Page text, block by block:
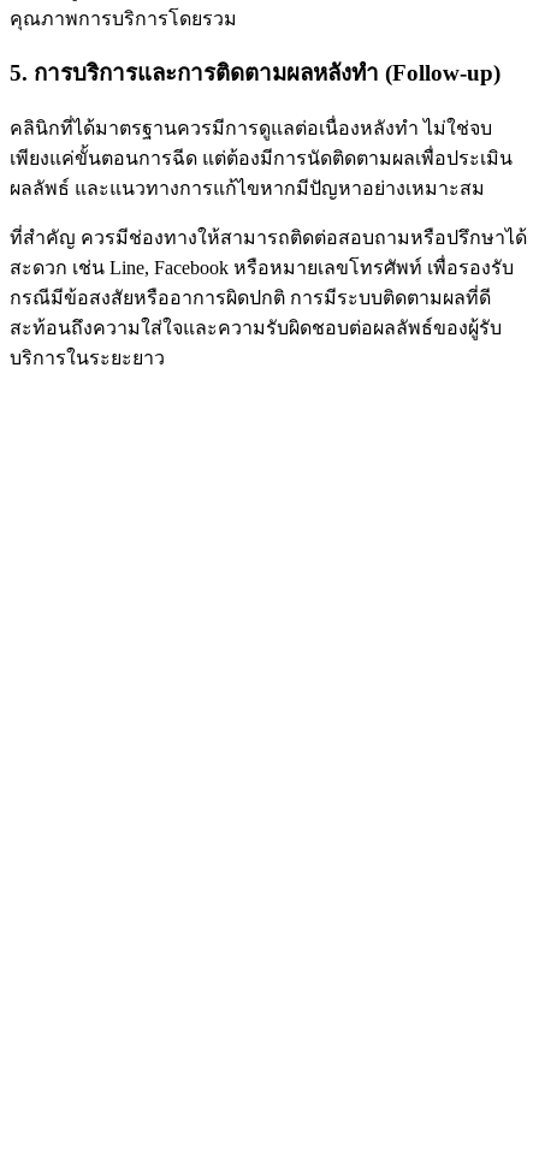
คุณภาพการบริการโดยรวม
5. การบริการและการติดตามผลหลังทำ (Follow-up)
คลินิกที่ได้มาตรฐานควรมีการดูแลต่อเนื่องหลังทำ ไม่ใช่จบ
เพียงแค่ขั้นตอนการฉีด แต่ต้องมีการนัดติดตามผลเพื่อประเมิน
ผลลัพธ์ และแนวทางการแก้ไขหากมีปัญหาอย่างเหมาะสม
ที่สำคัญ ควรมีช่องทางให้สามารถติดต่อสอบถามหรือปรึกษาได้
สะดวก เช่น Line, Facebook หรือหมายเลขโทรศัพท์ เพื่อรองรับ
กรณีมีข้อสงสัยหรืออาการผิดปกติ การมีระบบติดตามผลที่ดี
สะท้อนถึงความใส่ใจและความรับผิดชอบต่อผลลัพธ์ของผู้รับ
บริการในระยะยาว